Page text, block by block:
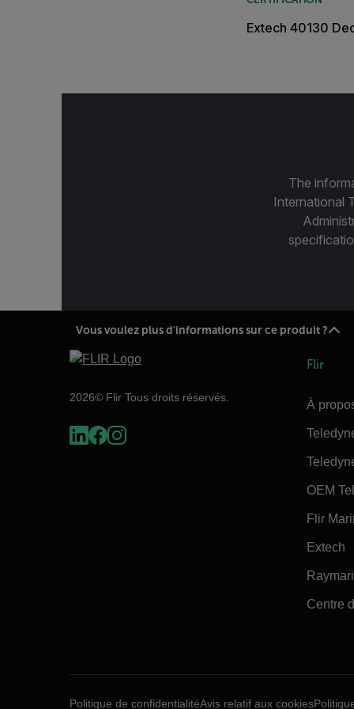
Extech 40130
The
International
Vous voulez plus d'informations sur ce produit ?
2026© Flir Tous droits réservés.
Flir
À
OEM
Flir
Extech
Centre
Politique de confidentialitéAvis relatif aux cookies